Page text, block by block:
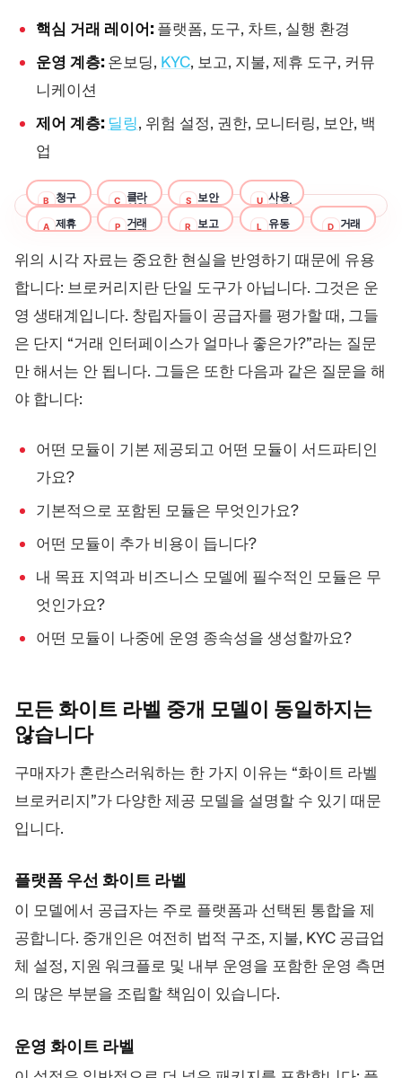
핵심 거래 레이어:플랫폼, 도구, 차트, 실행 환경
운영 계층:온보딩, KYC, 보고, 지불, 제휴 도구, 커뮤
니케이션
제어 계층: 딜링, 위험 설정, 권한, 모니터링, 보안, 백
업
$ 판매
대
전
화
시
템
사
용
자
의
트
리
거
및
바
일
적
시
P 거래
플랫
최고
의
UI/UX
완전
한 사
정의
가능
다양
한 기
R
보고
서
거
래
역
용
자
드
출
요
L
유동
성
사
합
된
유
동
공
급
사
제
K KYC/AML
생성
기
다단
계
주요
업체
와
통합
A 제휴
시스
CPA
공유
레드
공유
로트
제공
B 청구
100
개
의
PSP
기본
제공
결제
방법
결제
제한
C 클라
이언
트 애
플리
션
웹
데스
크탑
iOS/
안드
드
S 보안
모
니
링
및
입
탐
지
제
자
험
관
업
및
U 사용
자 커
뮤니
케이
채
팅
수
신
화
켓
시
템
D 거래
기/
남
용
탐
및
관
유
한
스
수
료
빠
7+시장
100+ 기
술
위의 시각 자료는 중요한 현실을 반영하기 때문에 유용
합니다: 브로커리지란 단일 도구가 아닙니다. 그것은 운
영 생태계입니다. 창립자들이 공급자를 평가할 때, 그들
은 단지 “거래 인터페이스가 얼마나 좋은가?”라는 질문
만 해서는 안 됩니다. 그들은 또한 다음과 같은 질문을 해
야 합니다:
어떤 모듈이 기본 제공되고 어떤 모듈이 서드파티인
가요?
기본적으로 포함된 모듈은 무엇인가요?
어떤 모듈이 추가 비용이 듭니다?
내 목표 지역과 비즈니스 모델에 필수적인 모듈은 무
엇인가요?
어떤 모듈이 나중에 운영 종속성을 생성할까요?
모든 화이트 라벨 중개 모델이 동일하지는
않습니다
구매자가 혼란스러워하는 한 가지 이유는 “화이트 라벨
브로커리지”가 다양한 제공 모델을 설명할 수 있기 때문
입니다.
플랫폼 우선 화이트 라벨
이 모델에서 공급자는 주로 플랫폼과 선택된 통합을 제
공합니다. 중개인은 여전히 법적 구조, 지불, KYC 공급업
체 설정, 지원 워크플로 및 내부 운영을 포함한 운영 측면
의 많은 부분을 조립할 책임이 있습니다.
운영 화이트 라벨